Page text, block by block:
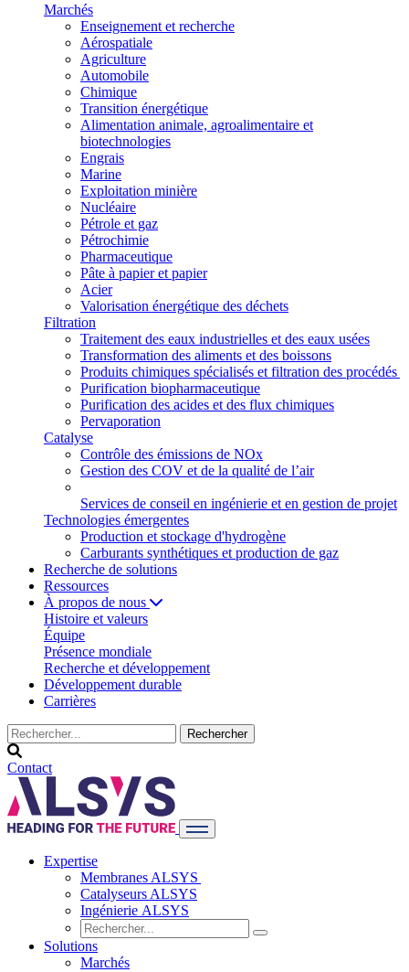
Marchés
Enseignement et recherche
Aérospatiale
Agriculture
Automobile
Chimique
Transition énergétique
Alimentation animale, agroalimentaire et
biotechnologies
Engrais
Marine
Exploitation minière
Nucléaire
Pétrole et gaz
Pétrochimie
Pharmaceutique
Pâte à papier et papier
Acier
Valorisation énergétique des déchets
Filtration
Traitement des eaux industrielles et des eaux usées
Transformation des aliments et des boissons
Produits chimiques spécialisés et filtration des procédés
Purification biopharmaceutique
Purification des acides et des flux chimiques
Pervaporation
Catalyse
Contrôle des émissions de NOx
Gestion des COV et de la qualité de l’air
Services de conseil en ingénierie et en gestion de projet
Technologies émergentes
Production et stockage d'hydrogène
Carburants synthétiques et production de gaz
Recherche de solutions
Ressources
À propos de nous
Histoire et valeurs
Équipe
Présence mondiale
Recherche et développement
Développement durable
Carrières
Contact
Expertise
Membranes ALSYS
Catalyseurs ALSYS
Ingénierie ALSYS
Solutions
Marchés